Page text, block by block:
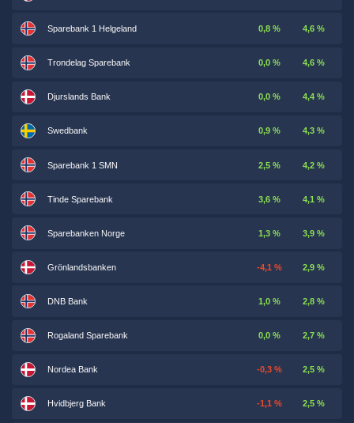
Sparebank 1 Helgeland 0,8 % 4,6 %
Trondelag Sparebank 0,0 % 4,6 %
Djurslands Bank 0,0 % 4,4 %
Swedbank 0,9 % 4,3 %
Sparebank 1 SMN 2,5 % 4,2 %
Tinde Sparebank 3,6 % 4,1 %
Sparebanken Norge 1,3 % 3,9 %
Grönlandsbanken -4,1 % 2,9 %
DNB Bank 1,0 % 2,8 %
Rogaland Sparebank 0,0 % 2,7 %
Nordea Bank -0,3 % 2,5 %
Hvidbjerg Bank -1,1 % 2,5 %